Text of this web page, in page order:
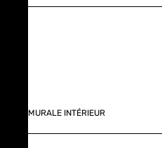
MURALE INTÉRIEUR